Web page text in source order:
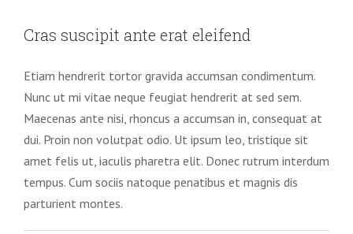
Creative News
Cras suscipit ante erat eleifend
Etiam hendrerit tortor gravida accumsan condimentum.
Nunc ut mi vitae neque feugiat hendrerit at sed sem.
Maecenas ante nisi, rhoncus a accumsan in, consequat at
dui. Proin non volutpat odio. Ut ipsum leo, tristique sit
amet felis ut, iaculis pharetra elit. Donec rutrum interdum
tempus. Cum sociis natoque penatibus et magnis dis
parturient montes.